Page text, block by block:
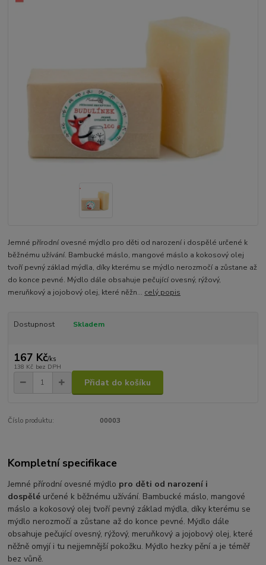
Jemné přírodní ovesné mýdlo pro děti od narození i dospělé určené k
běžnému užívání. Bambucké máslo, mangové máslo a kokosový olej
tvoří pevný základ mýdla, díky kterému se mýdlo nerozmočí a zůstane až
do konce pevné. Mýdlo dále obsahuje pečující ovesný, rýžový,
meruňkový a jojobový olej, které něžn... celý popis
Dostupnost Skladem
167 Kč/ks
138 Kč bez DPH
Přidat do košíku
Číslo produktu: 00003
Kompletní specifikace
Jemné přírodní ovesné mýdlo pro děti od narození i
dospělé určené k běžnému užívání. Bambucké máslo, mangové
máslo a kokosový olej tvoří pevný základ mýdla, díky kterému se
mýdlo nerozmočí a zůstane až do konce pevné. Mýdlo dále
obsahuje pečující ovesný, rýžový, meruňkový a jojobový olej, které
něžně omyjí i tu nejjemnější pokožku. Mýdlo hezky pění a je téměř
bez vůně.